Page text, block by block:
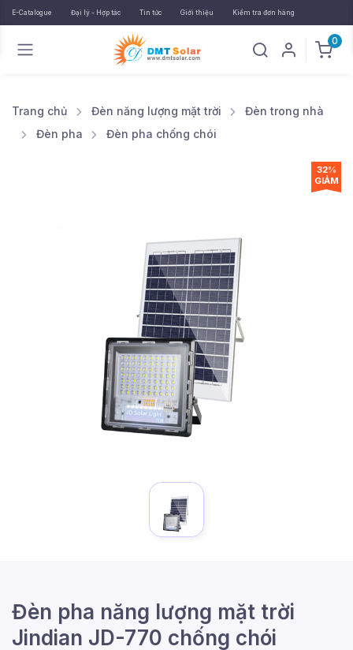
E-Catalogue Đại lý - Hợp tác Tin tức Giới thiệu Kiểm tra đơn hàng
0
Trang chủ Đèn năng lượng mặt trời
Đèn trong nhà
Đèn pha
Đèn pha chống chói
32%
GIẢM
Đèn pha năng lượng mặt trời
Jindian JD-770 chống chói